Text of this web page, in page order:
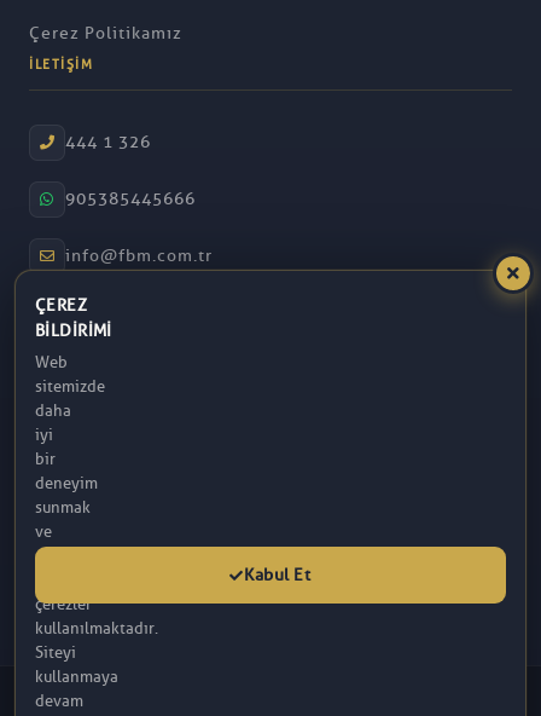
Çerez Politikamız
İLETIŞIM
444 1 326
905385445666
info@fbm.com.tr
08:30 – 17:30
Atakum / Samsun
© 2026 FBM. Tüm hakları saklıdır. İçerik, FBM (R) Tarafından
ÇEREZ
BILDIRIMI
Web
sitemizde
daha
iyi
bir
deneyim
sunmak
ve
analitik
çerezler
kullanılmaktadır.
Siteyi
kullanmaya
devam
Kabul Et